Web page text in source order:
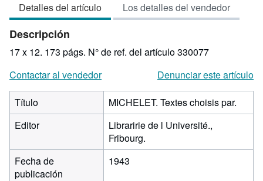
4
de
estrellas
Detalles del artículo Los detalles del vendedor
Descripción
17 x 12. 173 págs. N° de ref. del artículo 330077
Contactar al vendedor
Denunciar este artículo
Título
MICHELET. Textes choisis par.
Editor
Libraririe de l Université.,
Fribourg.
Fecha de
publicación
1943